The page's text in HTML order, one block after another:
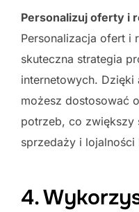
Personalizuj oferty i
Personalizacja ofert i
skuteczna strategia
internetowych. Dzięki
możesz dostosować
potrzeb, co zwiększy
sprzedaży i lojalności
4.